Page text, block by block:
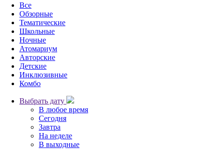
Все
Обзорные
Тематические
Школьные
Ночные
Атомариум
Авторские
Детские
Инклюзивные
Комбо
Выбрать дату
В любое время
Сегодня
Завтра
На неделе
В выходные